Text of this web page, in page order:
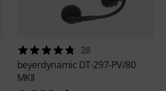
28
beyerdynamic DT-297-PV/80
MKII